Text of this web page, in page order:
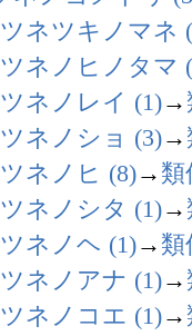
ネツキノマネ
ネノヒノタマ
ネノレイ (1)→
ネノショ (3)→
ネノヒ (8)→ 類
ネノシタ (1)→
ネノヘ (1)→ 類
ネノアナ (1)→
ネノコエ (1)→